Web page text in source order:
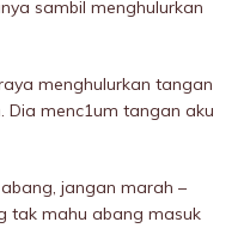
sambil menghulurkan
menghulurkan tangan
Dia menc1um tangan aku
jangan marah –
tak mahu abang masuk